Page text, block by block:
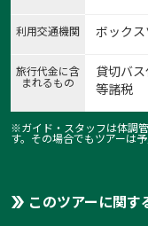
利用交通機関 ボックス
旅行代金に含
まれるもの
貸切バ
等諸税
※ガイド・スタッフは体調
す。その場合でもツアーは
このツアーに関す